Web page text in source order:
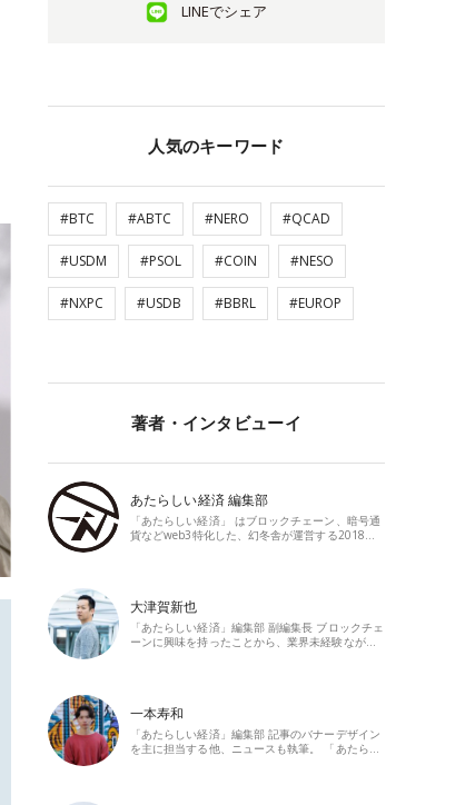
LINEでシェア
人気のキーワード
#BTC #ABTC #NERO #QCAD
#USDM #PSOL #COIN #NESO
#NXPC #USDB #BBRL #EUROP
著者・インタビューイ
あたらしい経済 編集部
「あたらしい経済」 はブロックチェーン、暗号通
貨などweb3特化した、幻冬舎が運営する2018…
大津賀新也
「あたらしい経済」編集部 副編集長 ブロックチェ
ーンに興味を持ったことから、業界未経験なが…
一本寿和
「あたらしい経済」編集部 記事のバナーデザイン
を主に担当する他、ニュースも執筆。 「あたら…